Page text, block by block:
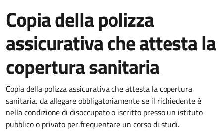
Copia della polizza
assicurativa che attesta la
copertura sanitaria
Copia della polizza assicurativa che attesta la copertura
sanitaria, da allegare obbligatoriamente se il richiedente è
nella condizione di disoccupato o iscritto presso un istituto
pubblico o privato per frequentare un corso di studi.